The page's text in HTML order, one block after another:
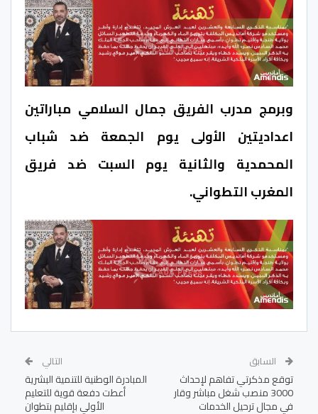
وبرمج مدرب الفريق جمال السلامي مباراتين
اعداديتين الأولى يوم الجمعة ضد شباب
المحمدية والثانية يوم السبت ضد فريق
المغرب التطواني.
السابق
توقع مذكرتي تفاهم لإحداث
3000 منصب شغل مباشر وقار
في مجال ترحيل الخدمات
التالي
المبادرة الوطنية للتنمية البشرية
أعطت دفعة قوية للتعليم
الأولي بإقليم بتطوان